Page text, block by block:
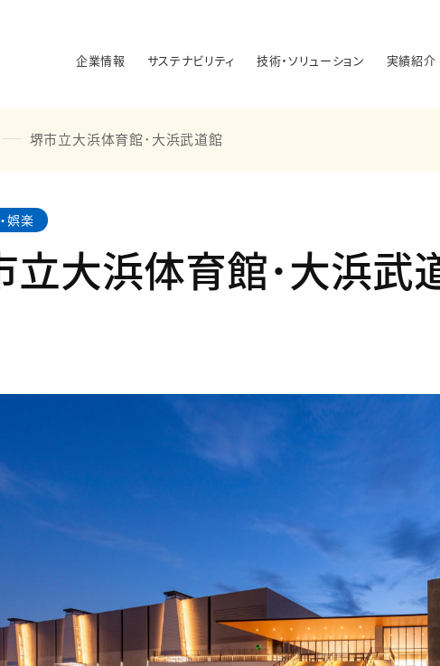
企業情報 サステナビリティ 技術・ソリューション 実績紹介
堺市立大浜体育館･大浜武道館
娯楽
立大浜体育館･大浜武